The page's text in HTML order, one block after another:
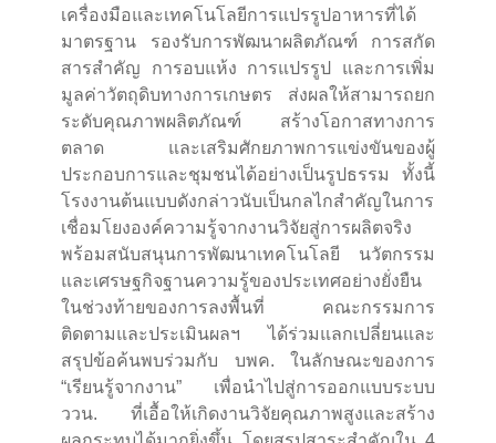
เครื่องมือและเทคโนโลยีการแปรรูปอาหารที่ได้
มาตรฐาน รองรับการพัฒนาผลิตภัณฑ์ การสกัด
สารสำคัญ การอบแห้ง การแปรรูป และการเพิ่ม
มูลค่าวัตถุดิบทางการเกษตร ส่งผลให้สามารถยก
ระดับคุณภาพผลิตภัณฑ์ สร้างโอกาสทางการ
ตลาด และเสริมศักยภาพการแข่งขันของผู้
ประกอบการและชุมชนได้อย่างเป็นรูปธรรม ทั้งนี้
โรงงานต้นแบบดังกล่าวนับเป็นกลไกสำคัญในการ
เชื่อมโยงองค์ความรู้จากงานวิจัยสู่การผลิตจริง
พร้อมสนับสนุนการพัฒนาเทคโนโลยี นวัตกรรม
และเศรษฐกิจฐานความรู้ของประเทศอย่างยั่งยืน
ในช่วงท้ายของการลงพื้นที่ คณะกรรมการ
ติดตามและประเมินผลฯ ได้ร่วมแลกเปลี่ยนและ
สรุปข้อค้นพบร่วมกับ บพค. ในลักษณะของการ
“เรียนรู้จากงาน” เพื่อนำไปสู่การออกแบบระบบ
ววน. ที่เอื้อให้เกิดงานวิจัยคุณภาพสูงและสร้าง